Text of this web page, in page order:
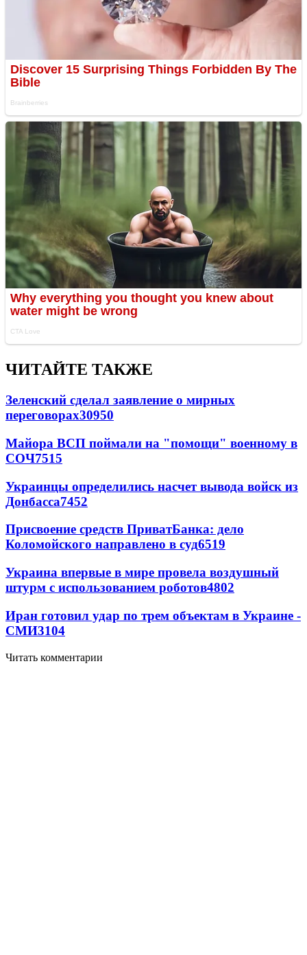
ЧИТАЙТЕ ТАКЖЕ
Зеленский сделал заявление о мирных
переговорах30950
Майора ВСП поймали на "помощи" военному в
СОЧ7515
Украинцы определились насчет вывода войск из
Донбасса7452
Присвоение средств ПриватБанка: дело
Коломойского направлено в суд6519
Украина впервые в мире провела воздушный
штурм с использованием роботов4802
Иран готовил удар по трем объектам в Украине -
СМИ3104
Читать комментарии